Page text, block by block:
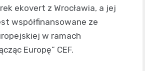
ekovert z Wrocławia, a jej
współfinansowane ze
w ramach
Europę” CEF.